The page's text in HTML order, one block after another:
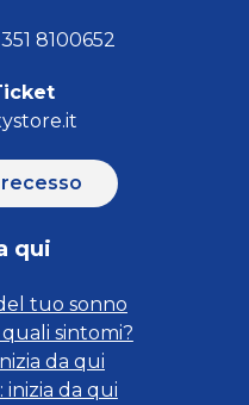
8100652
qui
tuo sonno
sintomi?
da qui
inizia da qui